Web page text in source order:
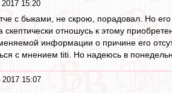
15:20
с быками, не скрою, порадовал. Но его
отношусь к этому
информации о причине его
с мнением titi. Но надеюсь в
15:07